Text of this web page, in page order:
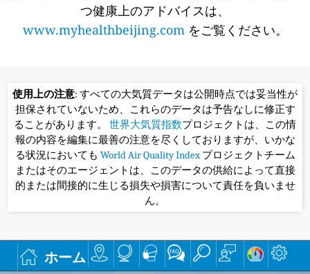
つ健康上のアドバイスは、
www.myhealthbeijing.com をご覧ください。
使用上の注意: すべての大気質データは公開時点では妥当性が
担保されていないため、これらのデータは予告なしに修正す
ることがあります。 世界大気質指数プロジェクトは、この情
報の内容を編集に最善の注意を尽くしておりますが、いかな
る状況においても World Air Quality Indexプロジェクトチーム
またはそのエージェントは、このデータの供給によって直接
的または間接的に生じる損失や損害について責任を負いませ
ん。
ホーム